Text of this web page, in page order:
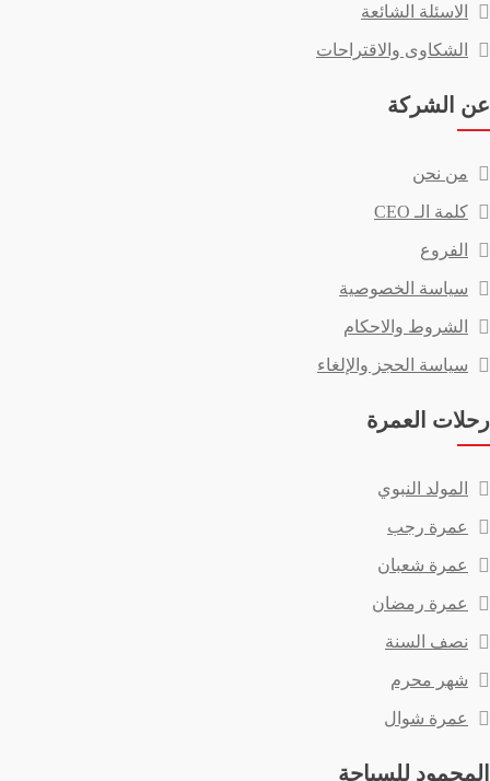
الاسئلة الشائعة
الشكاوى والاقتراحات
عن الشركة
من نحن
كلمة الـ CEO
الفروع
سياسة الخصوصية
الشروط والاحكام
سياسة الحجز والإلغاء
رحلات العمرة
المولد النبوي
عمرة رجب
عمرة شعبان
عمرة رمضان
نصف السنة
شهر محرم
عمرة شوال
المحمود للسياحة